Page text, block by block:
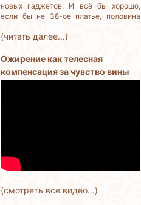
новых гаджетов. И всё бы хорошо,
если бы не 38-ое платье, половина
много, и не успеваем съедать. Как
человек, но деньги трачу бездумно.
(читать далее...)
Ожирение как телесная
компенсация за чувство вины
(смотреть все видео...)